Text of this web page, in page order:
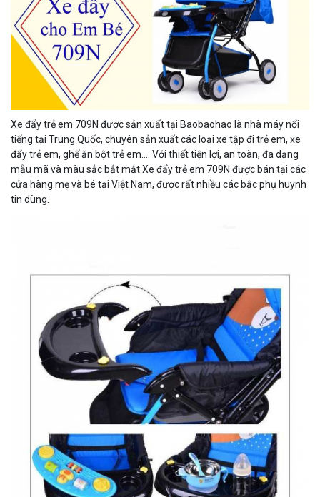
Xe đẩy trẻ em 709N được sản xuất tại Baobaohao là nhà máy nổi
tiếng tại Trung Quốc, chuyên sản xuất các loại xe tập đi trẻ em, xe
đẩy trẻ em, ghế ăn bột trẻ em…. Với thiết tiện lợi, an toàn, đa dạng
mẫu mã và màu sắc bắt mắt.Xe đẩy trẻ em 709N được bán tại các
cửa hàng mẹ và bé tại Việt Nam, được rất nhiều các bậc phụ huynh
tin dùng.